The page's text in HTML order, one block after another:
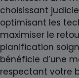
choisissant
optimisant les
maximiser le
planification
bénéficie d’une
respectant votre